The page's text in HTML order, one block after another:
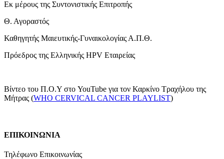
Εκ μέρους της Συντονιστικής Επιτροπής
Θ. Αγοραστός
Καθηγητής Μαιευτικής-Γυναικολογίας Α.Π.Θ.
Πρόεδρος της Ελληνικής HPV Εταιρείας
Βίντεο του Π.Ο.Υ στο YouTube για τον Καρκίνο Τραχήλου της
Μήτρας (WHO CERVICAL CANCER PLAYLIST)
ΕΠΙΚΟΙΝΩΝΙΑ
Τηλέφωνο Επικοινωνίας